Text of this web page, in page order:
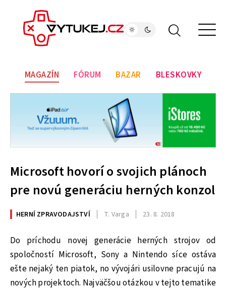
MAGAZÍN FÓRUM BAZAR BLESKOVKY
Microsoft hovorí o svojich plánoch
pre novú generáciu herných konzol
HERNÍ ZPRAVODAJSTVÍ T. Varga 23. 8. 2018
Do príchodu novej generácie herných strojov od
spoločností Microsoft, Sony a Nintendo síce ostáva
ešte nejaký ten piatok, no vývojári usilovne pracujú na
nových projektoch. Najväčšou otázkou v tejto tematike